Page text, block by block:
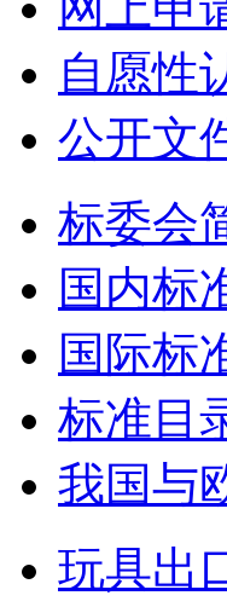
自愿性
公开文
标委会
国内标
国际标
标准目
我国与
玩具出